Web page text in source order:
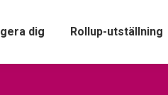
dig Rollup-utställning